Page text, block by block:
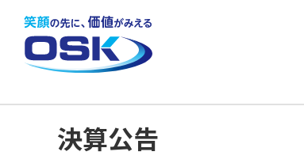
から探す
業務目的で探す
業種別製品・サービス
を探す
沿革
API連携開発パートナ
ー制度
決算公告